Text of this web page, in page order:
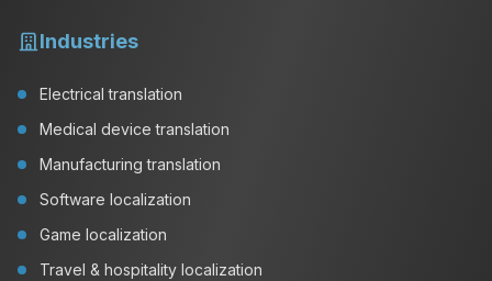
Industries
Electrical translation
Medical device translation
Manufacturing translation
Software localization
Game localization
Travel & hospitality localization